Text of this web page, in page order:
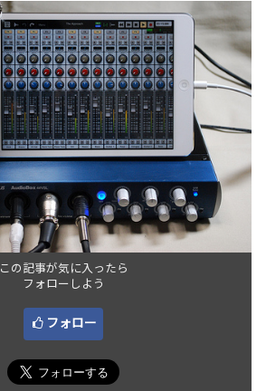
この記事が気に入ったら
フォローしよう
フォロー